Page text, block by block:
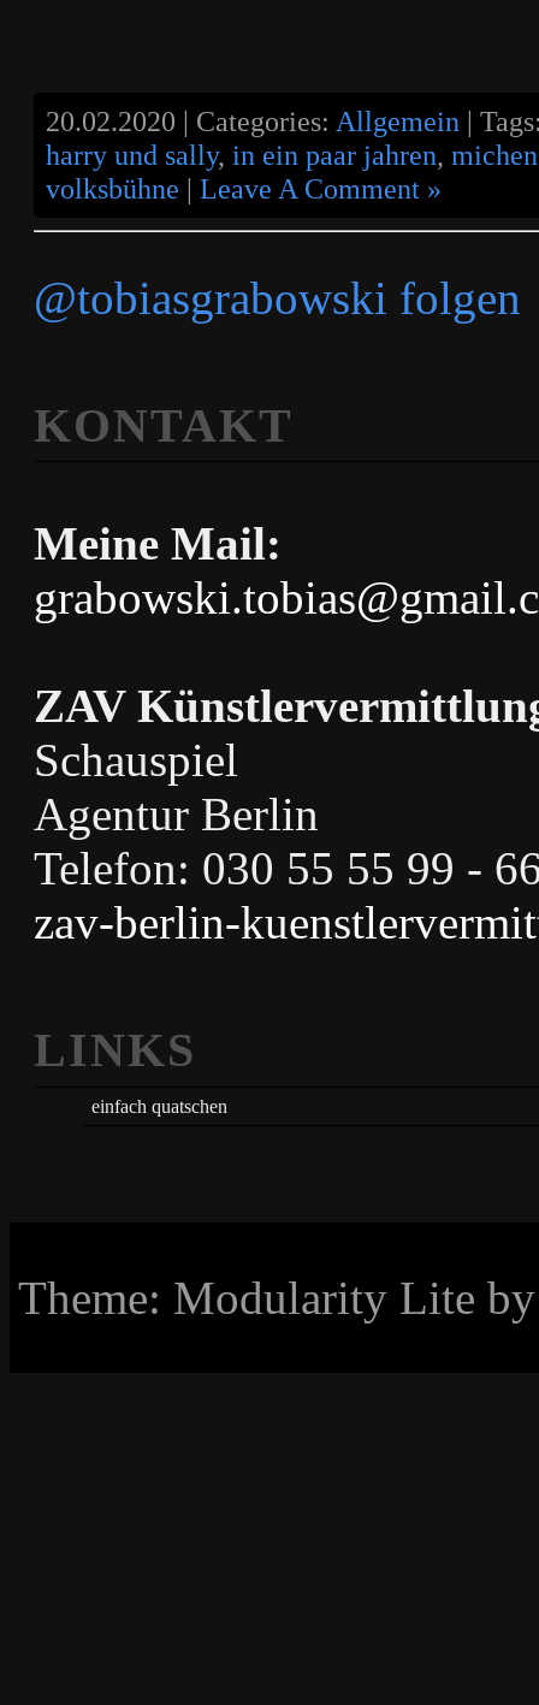
20.02.2020 | Categories: Allgemein |
harry und sally, in ein paar jahren,
volksbühne | Leave A Comment »
@tobiasgrabowski folgen
KONTAKT
Meine Mail:
ZAV
Schauspiel
Agentur Berlin
Telefon: 030 55 55 99 -
zav-berlin-
LINKS
einfach quatschen
Theme: Modularity Lite